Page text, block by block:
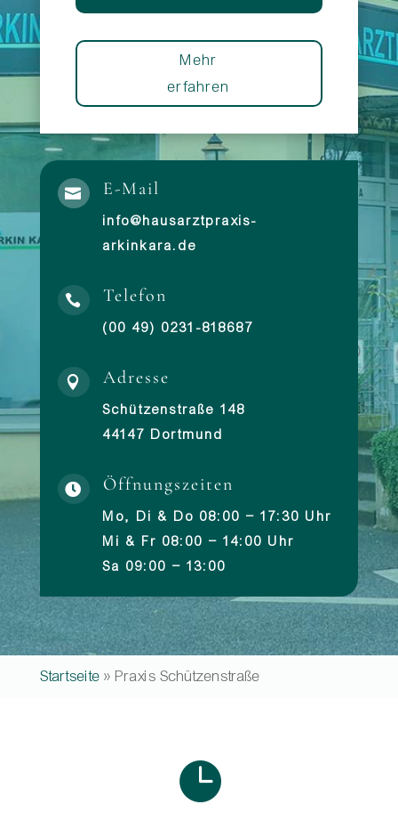
Mehr
erfahren
 E-Mail
info@hausarztpraxis-
arkinkara.de
 Telefon
(00 49) 0231-818687
 Adresse
Schützenstraße 148
44147 Dortmund
 Öffnungszeiten
Mo, Di & Do 08:00 – 17:30 Uhr
Mi & Fr 08:00 – 14:00 Uhr
Sa 09:00 – 13:00
Startseite » Praxis Schützenstraße
